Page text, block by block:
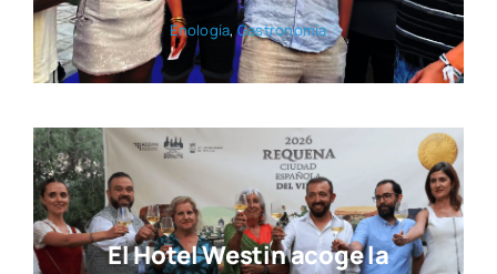
Eno­lo­gía,Gas­tro­no­mía
El Hotel Westin acoge la